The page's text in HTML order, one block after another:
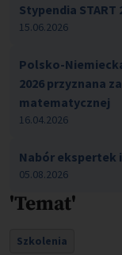
Stypendia START
15.06.2026
Polsko-
2026 przyznana
matematycznej
16.04.2026
Nabór ekspertek
05.08.2026
'Temat'
Szkolenia